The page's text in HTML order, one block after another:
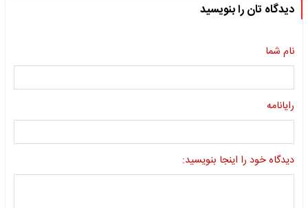
دیدگاه تان را بنویسید
نام شما
رایانامه
دیدگاه خود را اینجا بنویسید: